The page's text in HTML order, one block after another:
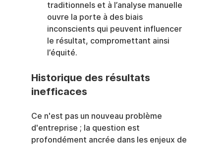
traditionnels et à l’analyse manuelle
ouvre la porte à des biais
inconscients qui peuvent influencer
le résultat, compromettant ainsi
l’équité.
Historique des résultats
inefficaces
Ce n'est pas un nouveau problème
d'entreprise ; la question est
profondément ancrée dans les enjeux de